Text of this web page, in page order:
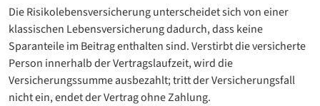
Die Risikolebensversicherung unterscheidet sich von einer
klassischen Lebensversicherung dadurch, dass keine
Sparanteile im Beitrag enthalten sind. Verstirbt die versicherte
Person innerhalb der Vertragslaufzeit, wird die
Versicherungssumme ausbezahlt; tritt der Versicherungsfall
nicht ein, endet der Vertrag ohne Zahlung.